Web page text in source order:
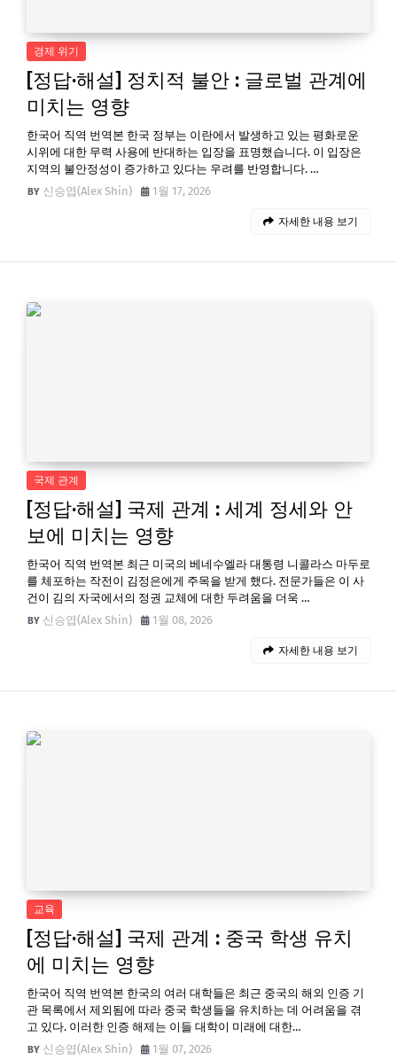
경제 위기
[정답·해설] 정치적 불안 : 글로벌 관계에
미치는 영향
한국어 직역 번역본 한국 정부는 이란에서 발생하고 있는 평화로운
시위에 대한 무력 사용에 반대하는 입장을 표명했습니다. 이 입장은
지역의 불안정성이 증가하고 있다는 우려를 반영합니다. …
신승엽(Alex Shin)
1월 17, 2026
자세한 내용 보기
국제 관계
[정답·해설] 국제 관계 : 세계 정세와 안
보에 미치는 영향
한국어 직역 번역본 최근 미국의 베네수엘라 대통령 니콜라스 마두로
를 체포하는 작전이 김정은에게 주목을 받게 했다. 전문가들은 이 사
건이 김의 자국에서의 정권 교체에 대한 두려움을 더욱 …
신승엽(Alex Shin)
1월 08, 2026
자세한 내용 보기
교육
[정답·해설] 국제 관계 : 중국 학생 유치
에 미치는 영향
한국어 직역 번역본 한국의 여러 대학들은 최근 중국의 해외 인증 기
관 목록에서 제외됨에 따라 중국 학생들을 유치하는 데 어려움을 겪
고 있다. 이러한 인증 해제는 이들 대학이 미래에 대한…
신승엽(Alex Shin)
1월 07, 2026